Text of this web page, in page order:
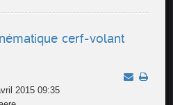
cerf-volant
2015 09:35